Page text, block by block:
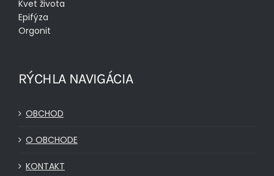
Kvet života
Epifýza
Orgonit
RÝCHLA NAVIGÁCIA
OBCHOD
O OBCHODE
KONTAKT